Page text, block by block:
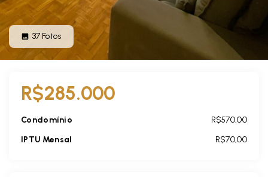
37 Fotos
R$285.000
Condomínio
R$570,00
IPTU Mensal
R$70,00